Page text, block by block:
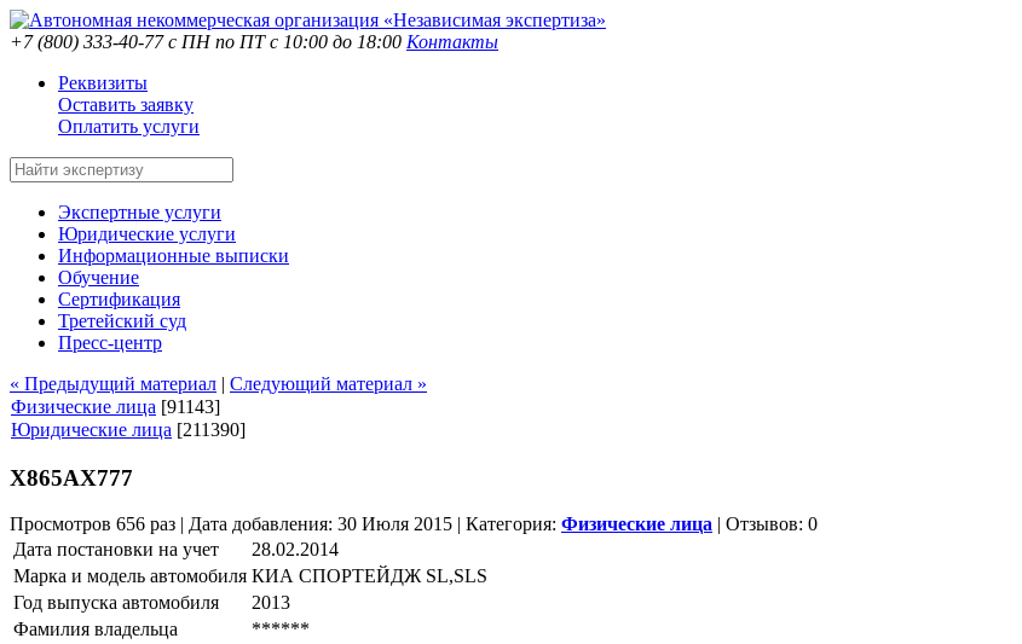
+7 (800) 333-40-77с ПН по ПТ с 10:00 до 18:00 Контакты
Реквизиты
Оставить заявку
Оплатить услуги
Экспертные услуги
Юридические услуги
Информационные выписки
Обучение
Сертификация
Третейский суд
Пресс-центр
« Предыдущий материал | Следующий материал »
Физические лица [91143]
Юридические лица [211390]
Х865АХ777
Просмотров 656 раз | Дата добавления: 30 Июля 2015 | Категория: Физические лица | Отзывов: 0
Дата постановки на учет
28.02.2014
Марка и модель автомобиля КИА СПОРТЕЙДЖ SL,SLS
Год выпуска автомобиля
2013
Фамилия владельца
******